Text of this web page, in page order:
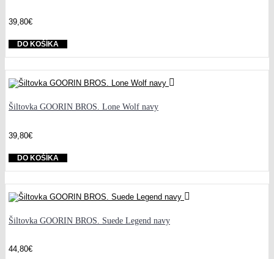
39,80€
DO KOŠÍKA
Šiltovka GOORIN BROS. Lone Wolf navy
39,80€
DO KOŠÍKA
Šiltovka GOORIN BROS. Suede Legend navy
44,80€